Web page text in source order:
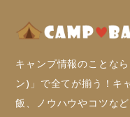
キャンプ情報のことな
ン)」で全てが揃う！キ
飯、ノウハウやコツな